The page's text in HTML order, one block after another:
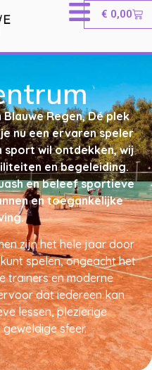
€ 0,00
Regen, Dé plek
nu een ervaren speler
wil ontdekken, wij
en begeleiding.
en beleef sportieve
en toegankelijke
zijn het hele jaar door
spelen, ongeacht het
trainers en moderne
dat iedereen kan
lessen, plezierige
sfeer.